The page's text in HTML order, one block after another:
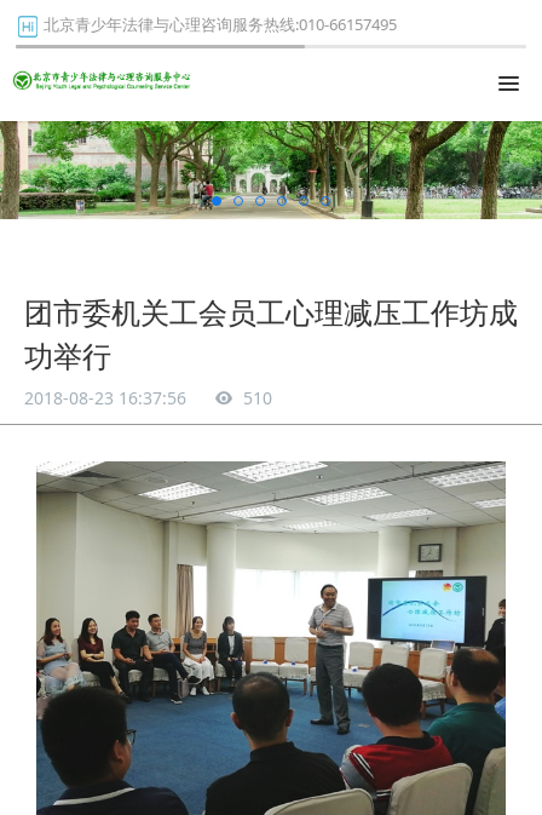
北京青少年法律与心理咨询服务热线:010-66157495
团市委机关工会员工心理减压工作坊成
功举行
2018-08-23 16:37:56 510